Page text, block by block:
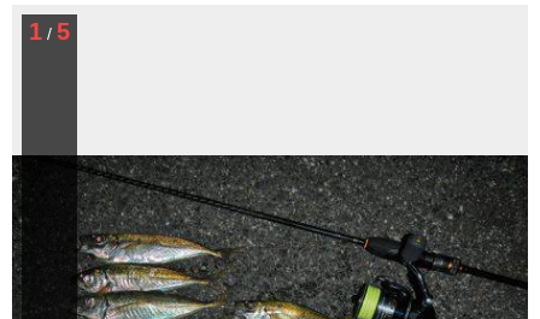
1 / 5